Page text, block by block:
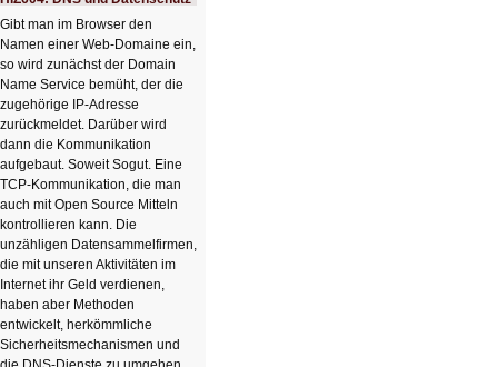
der
KI
Gibt man im Browser den
Namen einer Web-Domaine ein,
so wird zunächst der Domain
Name Service bemüht, der die
zugehörige IP-Adresse
zurückmeldet. Darüber wird
dann die Kommunikation
aufgebaut. Soweit Sogut. Eine
TCP-Kommunikation, die man
auch mit Open Source Mitteln
kontrollieren kann. Die
unzähligen Datensammelfirmen,
die mit unseren Aktivitäten im
Internet ihr Geld verdienen,
haben aber Methoden
entwickelt, herkömmliche
Sicherheitsmechanismen und